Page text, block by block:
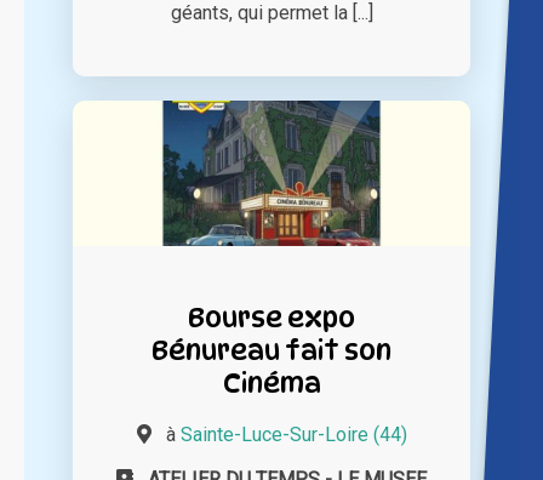
géants, qui permet la [...]
Bourse expo
Bénureau fait son
Cinéma
à Sainte-Luce-Sur-Loire (44)